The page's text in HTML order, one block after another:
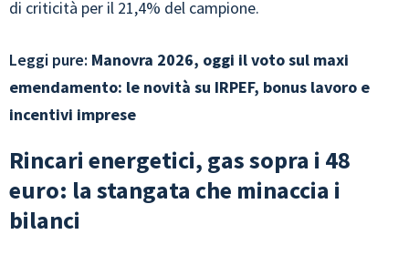
di criticità per il 21,4% del campione.
Leggi pure: Manovra 2026, oggi il voto sul maxi
emendamento: le novità su IRPEF, bonus lavoro e
incentivi imprese
Rincari energetici, gas sopra i 48
euro: la stangata che minaccia i
bilanci